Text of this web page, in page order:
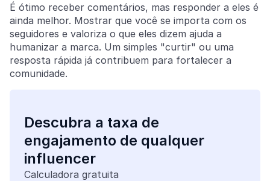
É ótimo receber comentários, mas responder a eles é
ainda melhor. Mostrar que você se importa com os
seguidores e valoriza o que eles dizem ajuda a
humanizar a marca. Um simples "curtir" ou uma
resposta rápida já contribuem para fortalecer a
comunidade.
Descubra a taxa de
engajamento de qualquer
influencer
Calculadora gratuita